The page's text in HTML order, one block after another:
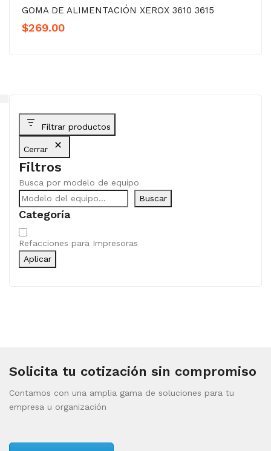
GOMA DE ALIMENTACIÓN XEROX 3610 3615
$269.00
Filtrar productos
Cerrar
Filtros
Busca por modelo de equipo
Buscar
Categoría
Categoría
Refacciones para Impresoras
Aplicar
Solicita tu cotización sin compromiso
Contamos con una amplia gama de soluciones para tu
empresa u organización